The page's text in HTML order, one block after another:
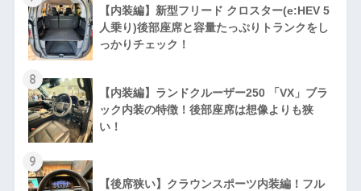
【内装編】新型フリード クロスター(e:HEV 5
人乗り)後部座席と容量たっぷりトランクをし
っかりチェック！
8
【内装編】ランドクルーザー250 「VX」ブラ
ック内装の特徴！後部座席は想像よりも狭
い！
9
【後席狭い】クラウンスポーツ内装編！フル